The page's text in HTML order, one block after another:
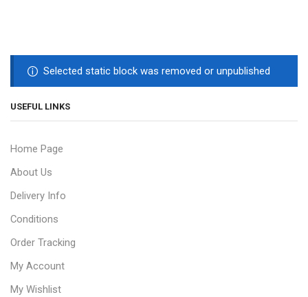
Selected static block was removed or unpublished
USEFUL LINKS
Home Page
About Us
Delivery Info
Conditions
Order Tracking
My Account
My Wishlist